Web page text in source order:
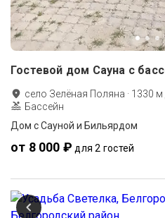
Гостевой дом Сауна с
село Зелёная Поляна · 1330 м
Бассейн
Дом с Сауной и Бильярдом
от 8 000 ₽ для 2 гостей